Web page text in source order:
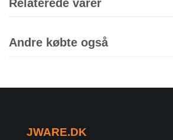
Andre købte også
JWARE.DK